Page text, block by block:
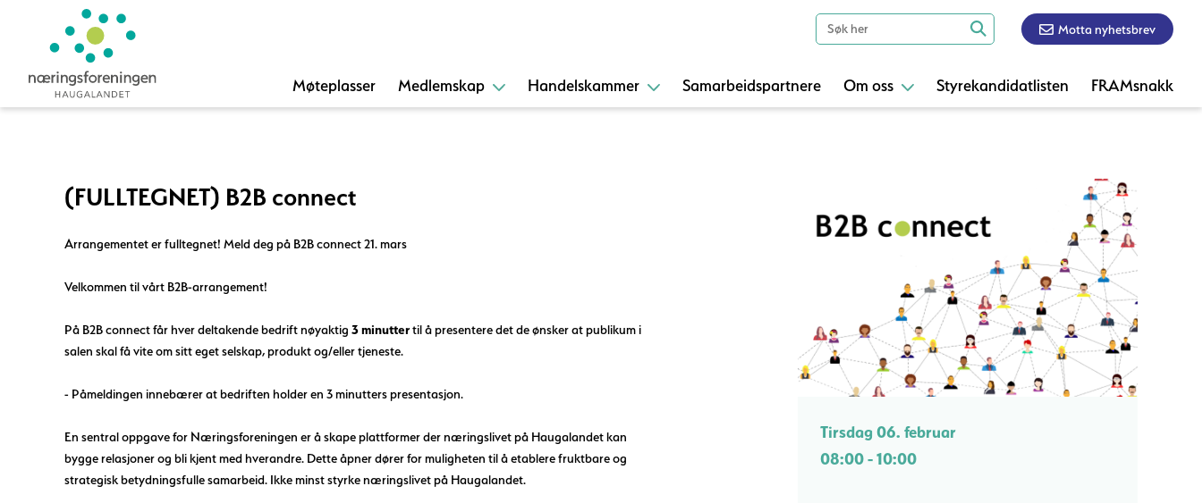
Motta nyhetsbrev
Møteplasser Medlemskap Handelskammer Samarbeidspartnere Om oss Styrekandidatlisten FRAMsnakk